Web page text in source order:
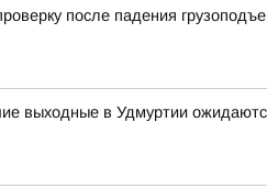
после падения
выходные в Удмуртии